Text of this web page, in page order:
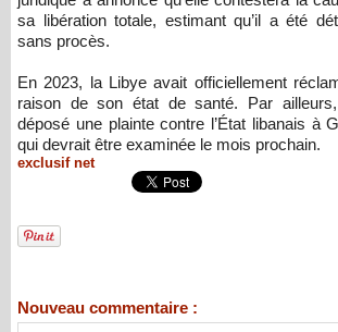
sa libération totale, estimant qu’il a été
sans procès.
En 2023, la Libye avait officiellement
raison de son état de santé. Par
déposé une plainte contre l’État libanais à
qui devrait être examinée le mois prochain.
exclusif net
Nouveau commentaire :